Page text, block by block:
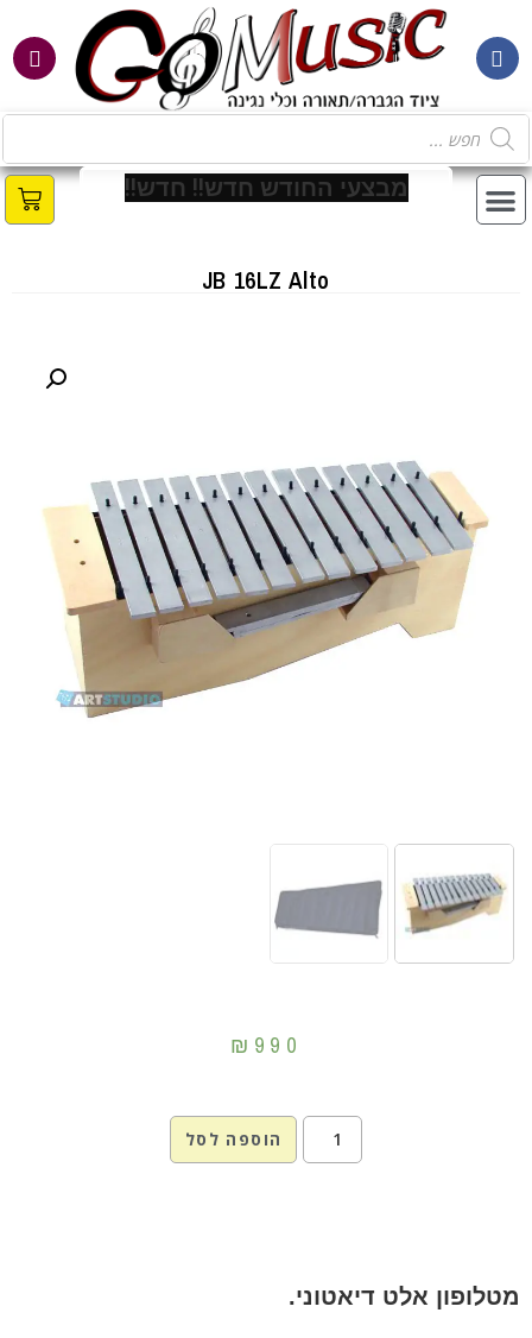
מבצעי החודש חדש!
! חדש!
!
JB 16LZ Alto
₪ 990
הוספה לסל
מטלופון אלט דיאטוני.